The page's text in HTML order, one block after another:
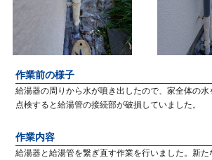
作業前の様子
給湯器の周りから水が噴き出したので、家全体の水
点検すると給湯管の接続部が破損していました。
作業内容
給湯器と給湯管を繋ぎ直す作業を行いました。新